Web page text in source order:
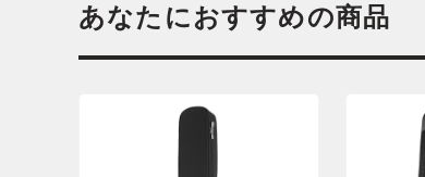
あなたにおすすめの商品